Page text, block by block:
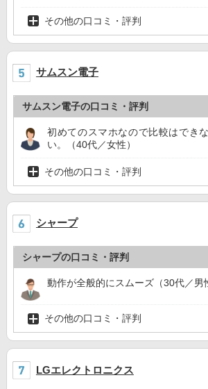
その他の口コミ・評判
サムスン電子
サムスン電子の口コミ・評判
初めてのスマホなので比較はでき
い。（40代／女性）
その他の口コミ・評判
シャープ
シャープの口コミ・評判
動作が全般的にスムーズ（30代／男
その他の口コミ・評判
LGエレクトロニクス